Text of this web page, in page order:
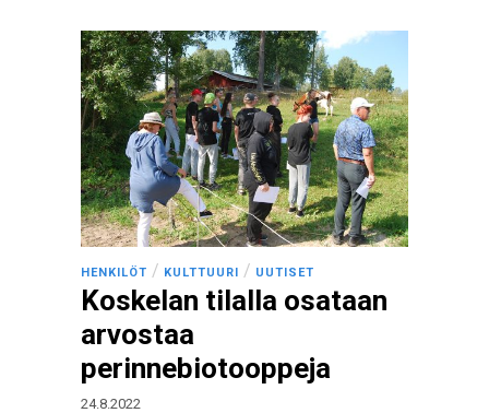
HENKILÖT / KULTTUURI / UUTISET
Koskelan tilalla osataan
arvostaa
perinnebiotooppeja
24.8.2022